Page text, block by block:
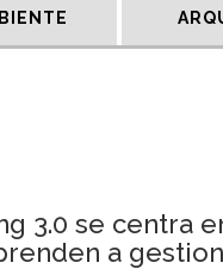
3.0 se centra
a